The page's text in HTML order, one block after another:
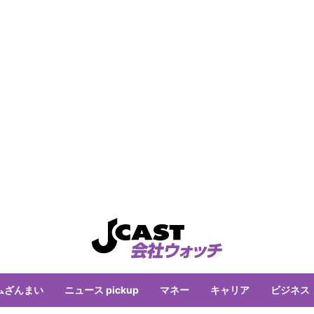
ざんまい ニュース pickup マネー キャリア ビジネス